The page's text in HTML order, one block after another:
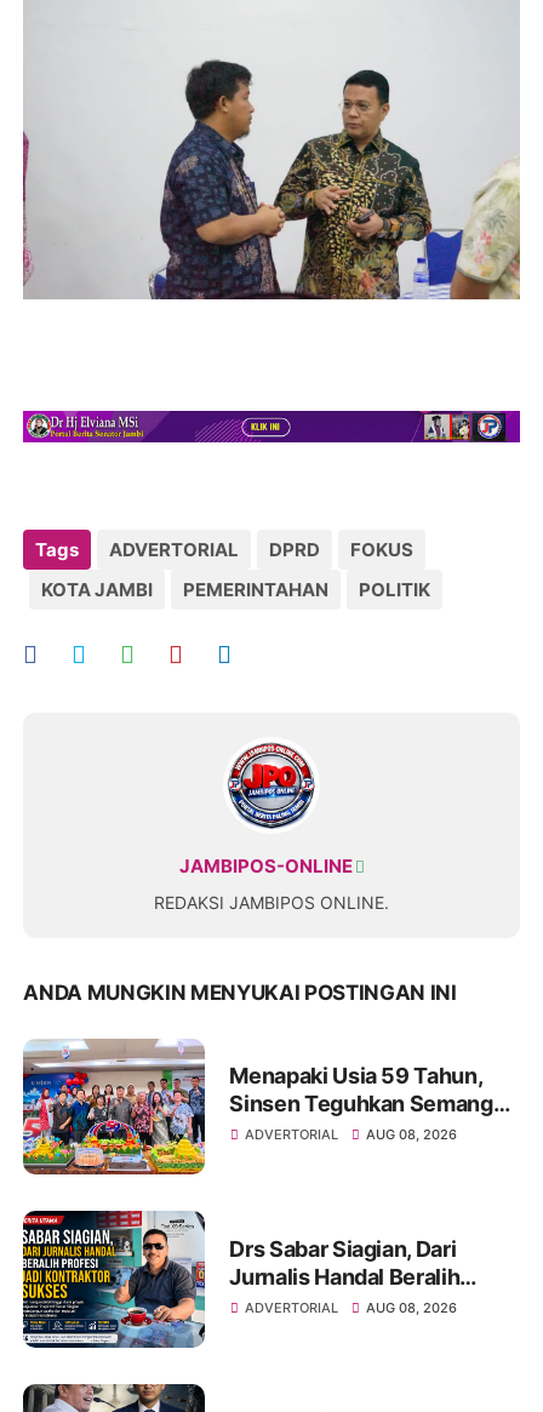
Tags ADVERTORIAL DPRD
FOKUS
KOTA JAMBI
PEMERINTAHAN POLITIK
JAMBIPOS-ONLINE
REDAKSI JAMBIPOS ONLINE.
ANDA MUNGKIN MENYUKAI POSTINGAN INI
Menapaki Usia 59 Tahun,
Sinsen Teguhkan Semangat
“Sustainably Growing”
ADVERTORIAL AUG 08, 2026
Drs Sabar Siagian, Dari
Jurnalis Handal Beralih
Profesi Jadi Kontraktor
ADVERTORIAL AUG 08, 2026